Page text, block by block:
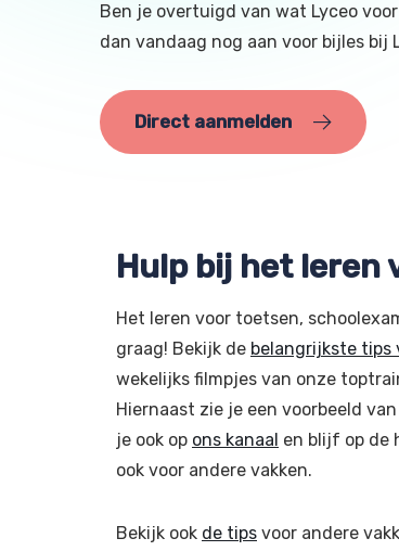
Ben je overtuigd van wat Lyceo
dan vandaag nog aan voor bijles bij
Direct aanmelden
Hulp bij het leren
Het leren voor toetsen,
graag! Bekijk de belangrijkste tips
wekelijks filmpjes van onze
Hiernaast zie je een voorbeeld
je ook op ons kanaal en blijf op de
ook voor andere vakken.
Bekijk ook de tips voor andere